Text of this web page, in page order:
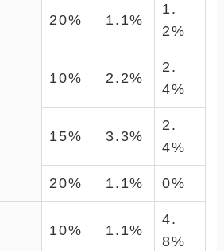
20% 1.1%
1.
2%
10% 2.2%
2.
4%
15% 3.3%
2.
4%
20% 1.1% 0%
10% 1.1%
4.
8%